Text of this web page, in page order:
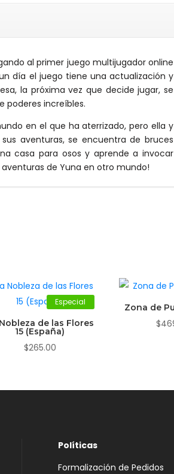
al primer juego multijugador online
día el juego tiene una actualización y
la próxima vez que decide jugar, se
poderes increíbles.
en el que ha aterrizado, pero ella y
aventuras, se encuentra de bruces
casa para osos y aprende a invocar
de Yuna en otro mundo!
Especial
de las Flores
15 (España)
$265.00
Zona de
$
Políticas
Formalización de Pedidos